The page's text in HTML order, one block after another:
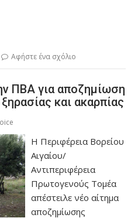
Αφήστε ένα σχόλιο
ΠΒΑ για αποζημίωση
και ακαρπίας
Η Περιφέρεια Βορείου
Αιγαίου/
Αντιπεριφέρεια
Πρωτογενούς Τομέα
απέστειλε νέο αίτημα
αποζημίωσης